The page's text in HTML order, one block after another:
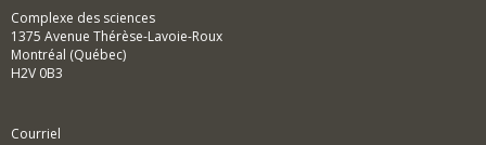
Complexe des sciences
1375 Avenue Thérèse-Lavoie-Roux
Montréal (Québec)
H2V 0B3
Courriel